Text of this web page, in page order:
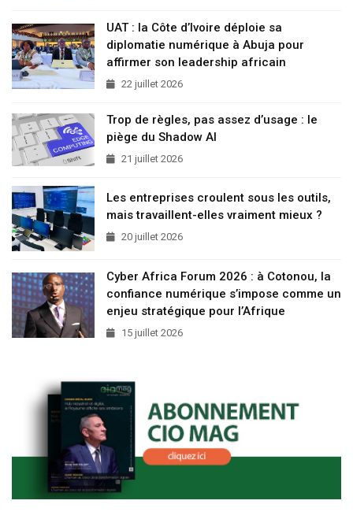
UAT : la Côte d’Ivoire déploie sa
diplomatie numérique à Abuja pour
affirmer son leadership africain
22 juillet 2026
Trop de règles, pas assez d’usage : le
piège du Shadow AI
21 juillet 2026
Les entreprises croulent sous les outils,
mais travaillent-elles vraiment mieux ?
20 juillet 2026
Cyber Africa Forum 2026 : à Cotonou, la
confiance numérique s’impose comme un
enjeu stratégique pour l’Afrique
15 juillet 2026